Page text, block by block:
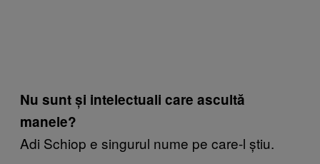
Nu sunt și intelectuali care ascultă
manele?
Adi Schiop e singurul nume pe care-l știu.